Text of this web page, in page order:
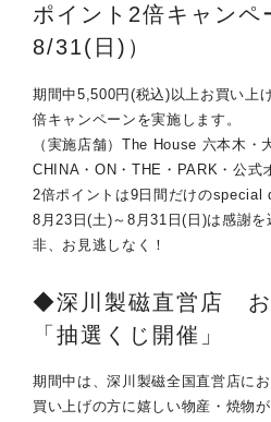
ポイント2倍キャン
8/31(日)）
期間中5,500円(税込)以上お買い上
倍キャンペーンを実施します。
（実施店舗）The House 六本木・
CHINA・ON・THE・PARK・公式
2倍ポイントは9日間だけのspecial
8月23日(土)～8月31日(日)は感謝
非、お見逃しなく！
◆深川製磁直営店 お
「抽選くじ開催」
期間中は、深川製磁全国直営店に
買い上げの方に嬉しい物産・焼物